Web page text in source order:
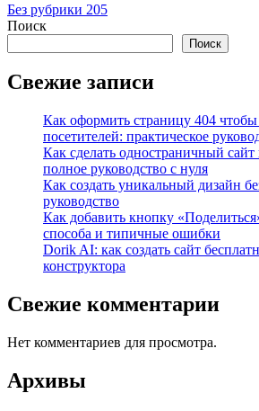
Без рубрики 205
Поиск
Поиск
Свежие записи
Как оформить страницу 404 чтобы
посетителей: практическое
Как сделать одностраничный
полное руководство с нуля
Как создать уникальный дизайн
руководство
Как добавить кнопку
способа и типичные ошибки
Dorik AI: как создать сайт
конструктора
Свежие комментарии
Нет комментариев для просмотра.
Архивы